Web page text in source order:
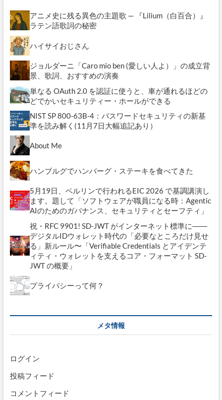
アニメ史に残る異色の主題歌 — 『Lilium（白百合）』
ラテン語歌詞の秘密
ハイサイおじさん
ジョルダーニ「Caro mio ben (愛しい人よ）」の成立背
景、歌詞、おすすめの演奏
単なる OAuth 2.0 を認証に使うと、車が通れるほどの
どでかいセキュリティー・ホールができる
NIST SP 800-63B-4：パスワードセキュリティの新基
準を読み解く(11月7日大幅追記あり）
About Me
ハンブルグでハンバーグ・ステーキを食べてきた
5月19日、ベルリンで行われるEIC 2026 で基調講演し
ます。題して「ソフトウェアが職員になる時：Agentic
AIのためのガバナンス、セキュリティとセーフティ」
祝・RFC 9901! SD-JWT がインターネット標準に――
デジタルIDウォレット時代の「必要なところだけ見せ
る」新ルール〜「Verifiable Credentials とアイデンテ
ィティ・ウォレットを支えるコア・フォーマット SD-
JWT の概要」
プライバシーって何？
メタ情報
ログイン
投稿フィード
コメントフィード